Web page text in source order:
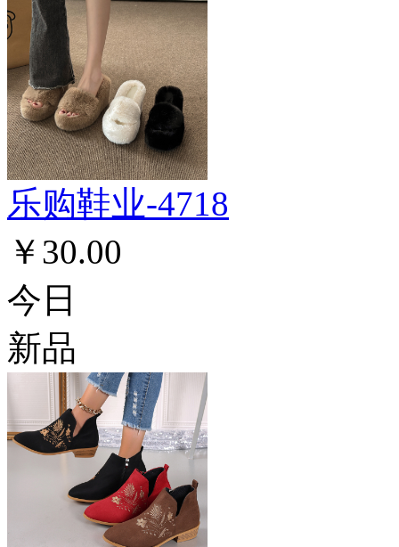
乐购鞋业-4718
￥30.00
今日
新品